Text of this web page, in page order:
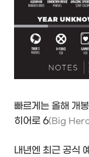
빠르게는 올해 개
히어로 6(Big
내년엔 최근 공식